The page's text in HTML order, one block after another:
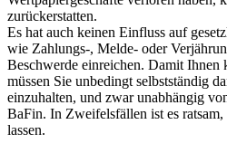
zurückerstatten.
Es hat auch keinen Einfluss auf
wie Zahlungs-, Melde- oder
Beschwerde einreichen. Damit Ihnen
müssen Sie unbedingt selbstständig
einzuhalten, und zwar unabhängig
BaFin. In Zweifelsfällen ist es ratsam,
lassen.